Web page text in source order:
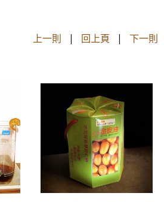
上一則 | 回上頁 | 下一則